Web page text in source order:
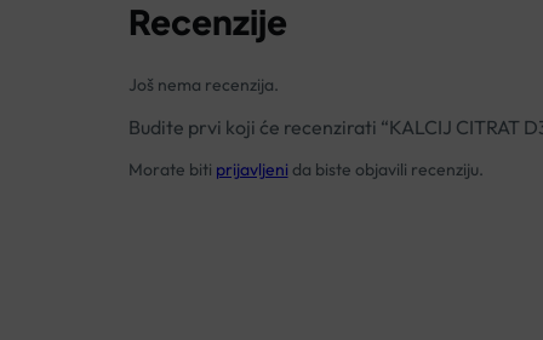
Recenzije
Još nema recenzija.
Budite prvi koji će recenzirati “KALCIJ CITRAT
Morate biti prijavljeni da biste objavili recenziju.